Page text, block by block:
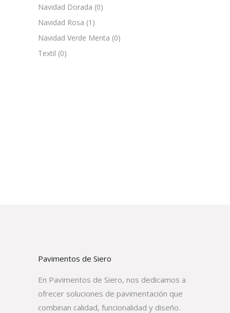
Navidad Dorada (0)
Navidad Rosa (1)
Navidad Verde Menta (0)
Textil (0)
Pavimentos de Siero
En Pavimentos de Siero, nos dedicamos a
ofrecer soluciones de pavimentación que
combinan calidad, funcionalidad y diseño.